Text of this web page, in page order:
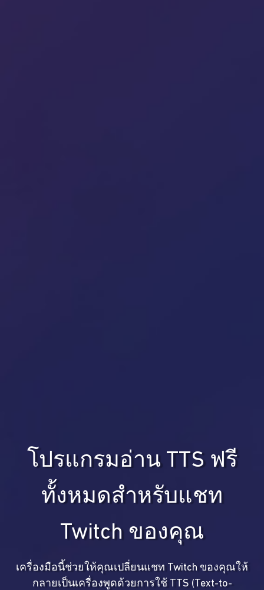
โปรแกรมอ่าน TTS ฟรี
ทั้งหมดสำหรับแชท
Twitch ของคุณ
เครื่องมือนี้ช่วยให้คุณเปลี่ยนแชท Twitch ของคุณให้
กลายเป็นเครื่องพูดด้วยการใช้ TTS (Text-to-